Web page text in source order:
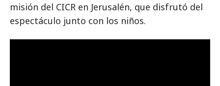
misión del CICR en Jerusalén, que disfrutó del
espectáculo junto con los niños.